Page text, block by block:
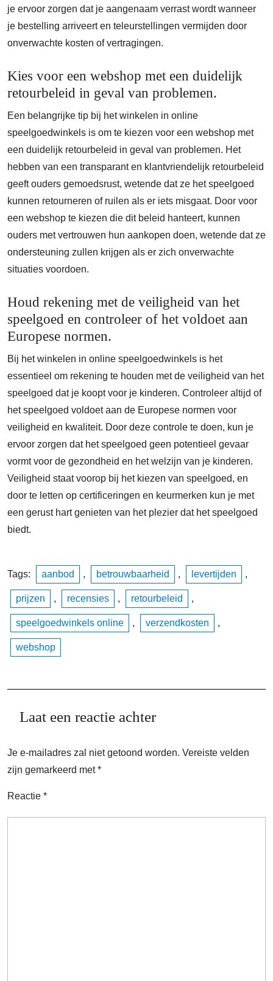
je ervoor zorgen dat je aangenaam verrast wordt wanneer
je bestelling arriveert en teleurstellingen vermijden door
onverwachte kosten of vertragingen.
Kies voor een webshop met een duidelijk
retourbeleid in geval van problemen.
Een belangrijke tip bij het winkelen in online
speelgoedwinkels is om te kiezen voor een webshop met
een duidelijk retourbeleid in geval van problemen. Het
hebben van een transparant en klantvriendelijk retourbeleid
geeft ouders gemoedsrust, wetende dat ze het speelgoed
kunnen retourneren of ruilen als er iets misgaat. Door voor
een webshop te kiezen die dit beleid hanteert, kunnen
ouders met vertrouwen hun aankopen doen, wetende dat ze
ondersteuning zullen krijgen als er zich onverwachte
situaties voordoen.
Houd rekening met de veiligheid van het
speelgoed en controleer of het voldoet aan
Europese normen.
Bij het winkelen in online speelgoedwinkels is het
essentieel om rekening te houden met de veiligheid van het
speelgoed dat je koopt voor je kinderen. Controleer altijd of
het speelgoed voldoet aan de Europese normen voor
veiligheid en kwaliteit. Door deze controle te doen, kun je
ervoor zorgen dat het speelgoed geen potentieel gevaar
vormt voor de gezondheid en het welzijn van je kinderen.
Veiligheid staat voorop bij het kiezen van speelgoed, en
door te letten op certificeringen en keurmerken kun je met
een gerust hart genieten van het plezier dat het speelgoed
biedt.
Tags: aanbod , betrouwbaarheid , levertijden ,
prijzen , recensies , retourbeleid ,
speelgoedwinkels online , verzendkosten ,
webshop
Laat een reactie achter
Je e-mailadres zal niet getoond worden. Vereiste velden
zijn gemarkeerd met*
Reactie *